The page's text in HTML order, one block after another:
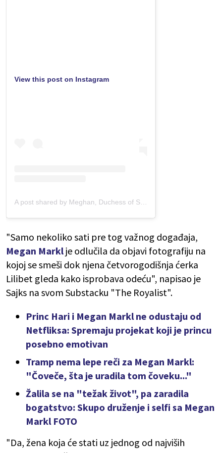
View this post on Instagram
"Samo nekoliko sati pre tog važnog događaja,
Megan Markl je odlučila da objavi fotografiju na
kojoj se smeši dok njena četvorogodišnja ćerka
Lilibet gleda kako isprobava odeću", napisao je
Sajks na svom Substacku "The Royalist".
Princ Hari i Megan Markl ne odustaju od
Netfliksa: Spremaju projekat koji je princu
posebno emotivan
Tramp nema lepe reči za Megan Markl:
"Čoveče, šta je uradila tom čoveku..."
Žalila se na "težak život", pa zaradila
bogatstvo: Skupo druženje i selfi sa Megan
Markl FOTO
"Da, žena koja će stati uz jednog od najviših